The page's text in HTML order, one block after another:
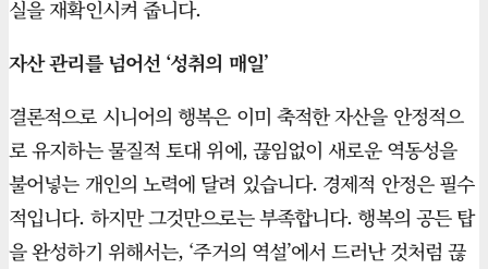
실을 재확인시켜 줍니다.
자산 관리를 넘어선 ‘성취의 매일’
결론적으로 시니어의 행복은 이미 축적한 자산을 안정적으
로 유지하는 물질적 토대 위에, 끊임없이 새로운 역동성을
불어넣는 개인의 노력에 달려 있습니다. 경제적 안정은 필수
적입니다. 하지만 그것만으로는 부족합니다. 행복의 공든 탑
을 완성하기 위해서는, ‘주거의 역설’에서 드러난 것처럼 끊